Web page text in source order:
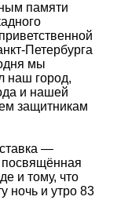
памяти
Петербурга
мы
наш город,
и нашей
защитникам
—
и тому, что
ночь и утро 83